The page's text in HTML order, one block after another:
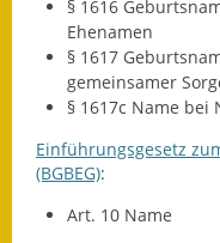
§ 1616
Ehenamen
§ 1617
gemeinsamer
§ 1617c Name
Einführungsgesetz
(BGBEG):
Art. 10 Name